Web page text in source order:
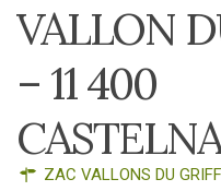
VALLON
– 11 400
ZAC VALLONS DU